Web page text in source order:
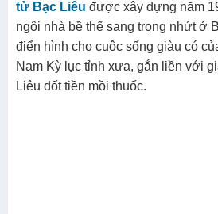
tử Bạc Liêu được xây dựng năm
ngôi nhà bề thế sang trọng nhứt ở
điển hình cho cuộc sống giàu có
Nam Kỳ lục tỉnh xưa, gắn liền với
Liêu đốt tiền mồi thuốc.